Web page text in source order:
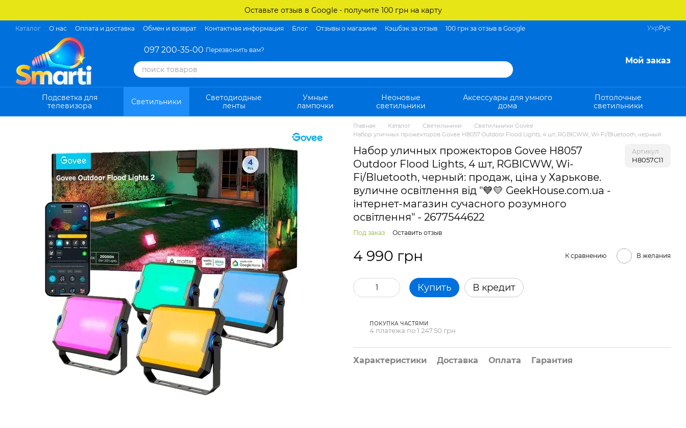
Оставьте отзыв в Google - получите 100 грн на карту
Каталог О нас Оплата и доставка Обмен и возврат Контактная информация Блог Отзывы о магазине Кэшбэк за отзыв 100 грн за отзыв в Google УкрРус
097 200-35-00 Перезвонить вам?
Мой заказ
Подсветка для
телевизора
Светильники
Светодиодные
ленты
Умные
лампочки
Неоновые
светильники
Аксессуары для умного
дома
Потолочные
светильники
Главная Каталог Светильники
Светильники Govee
Набор уличных прожекторов Govee H8057 Outdoor Flood Lights, 4 шт, RGBICWW, Wi-Fi/Bluetooth, черный
Набор уличных прожекторов Govee H8057
Outdoor Flood Lights, 4 шт, RGBICWW, Wi-
Fi/Bluetooth, черный: продаж, ціна у Харькове.
вуличне освітлення від "💙💛 GeekHouse.com.ua -
інтернет-магазин сучасного розумного
освiтлення" - 2677544622
Артикул
H8057C11
Под заказ Оставить отзыв
4 990 грн К сравнению В желания
Купить В кредит
ПОКУПКА ЧАСТЯМИ
4 платежа по 1 247.50 грн
Характеристики Доставка Оплата Гарантия